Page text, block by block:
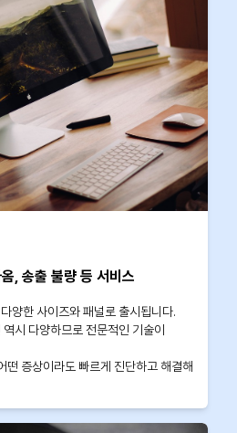
, 송출 불량 등 서비스
양한 사이즈와 패널로 출시됩니다.
시 다양하므로 전문적인 기술이
떤 증상이라도 빠르게 진단하고 해결해